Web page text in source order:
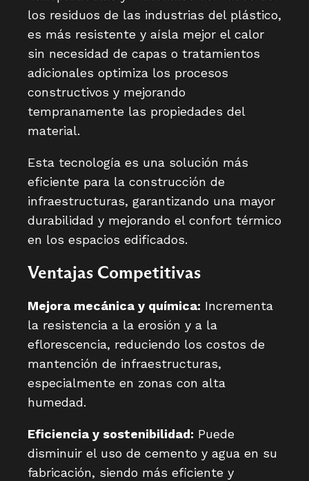
los residuos de las industrias del plástico,
es más resistente y aísla mejor el calor
sin necesidad de capas o tratamientos
adicionales optimiza los procesos
constructivos y mejorando
tempranamente las propiedades del
material.
Esta tecnología es una solución más
eficiente para la construcción de
infraestructuras, garantizando una mayor
durabilidad y mejorando el confort térmico
en los espacios edificados.
Ventajas Competitivas
Mejora mecánica y química: Incrementa
la resistencia a la erosión y a la
eflorescencia, reduciendo los costos de
mantención de infraestructuras,
especialmente en zonas con alta
humedad.
Eficiencia y sostenibilidad: Puede
disminuir el uso de cemento y agua en su
fabricación, siendo más eficiente y